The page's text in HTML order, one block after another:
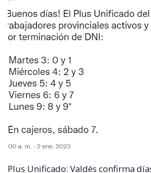
Plus Unificado: Valdés confirma